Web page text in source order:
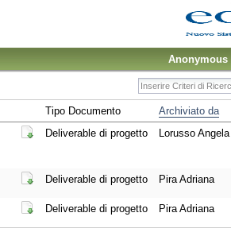
Anonymous
Tipo Documento Archiviato da
Deliverable di progetto Lorusso Angela
Deliverable di progetto Pira Adriana
Deliverable di progetto Pira Adriana